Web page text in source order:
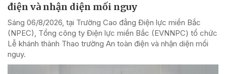
điện và nhận diện mối nguy
Sáng 06/8/2026, tại Trường Cao đẳng Điện lực miền Bắc
(NPEC), Tổng công ty Điện lực miền Bắc (EVNNPC) tổ chức
Lễ khánh thành Thao trường An toàn điện và nhận diện mối
nguy.